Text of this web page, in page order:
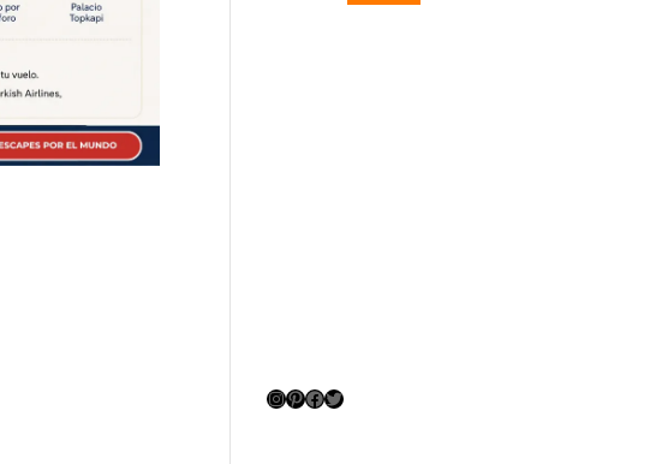
Instagram
Pinterest
Facebook
Twitter